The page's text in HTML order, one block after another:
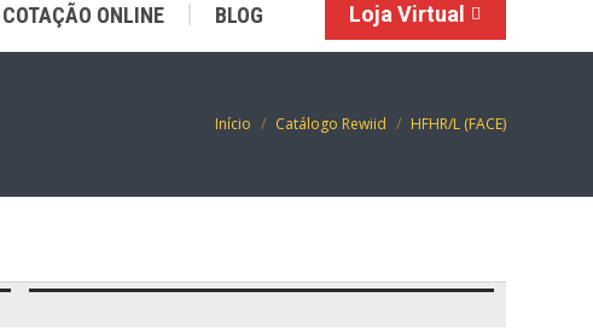
COTAÇÃO ONLINE BLOG Loja Virtual
Você está aqui:
Início Catálogo Rewiid HFHR/L (FACE)